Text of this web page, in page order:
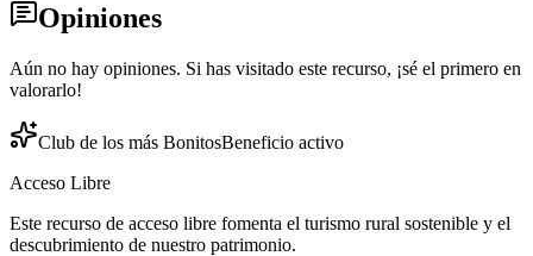
Opiniones
Aún no hay opiniones. Si has visitado este recurso, ¡sé el primero en
valorarlo!
Club de los más BonitosBeneficio activo
Acceso Libre
Este recurso de acceso libre fomenta el turismo rural sostenible y el
descubrimiento de nuestro patrimonio.